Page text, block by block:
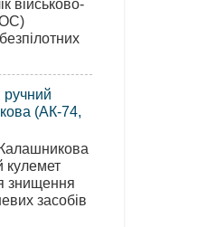
військово-
ручний
(АК-74,
кулемет
знищення
засобів